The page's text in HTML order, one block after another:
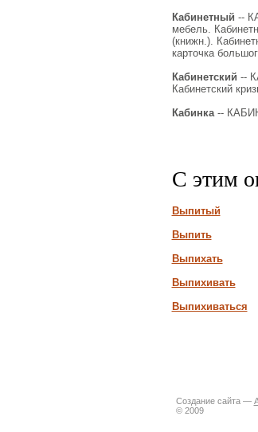
Кабинетный --
мебель.
(книжн.).
карточка
Кабинетский --
Кабинетский
Кабинка--
С этим
Выпитый
Выпить
Выпихать
Выпихивать
Выпихиваться
Создание сайта —
© 2009